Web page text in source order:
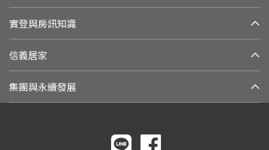
實登與房訊知識
信義居家
集團與永續發展